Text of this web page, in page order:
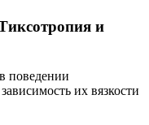
и
поведении
их вязкости